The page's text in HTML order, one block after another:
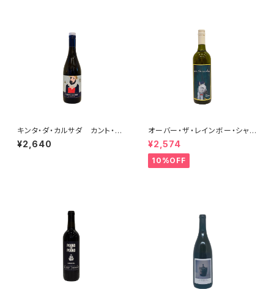
キンタ・ダ・カルサダ カント・ノ
ーノ アルバリーニョ 2024
¥2,640
オーバー・ザ・レインボー・シャル
ドネ(午) 2025
¥2,574
10%OFF